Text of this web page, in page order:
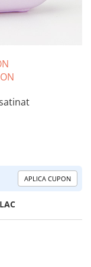
APLICA CUPON